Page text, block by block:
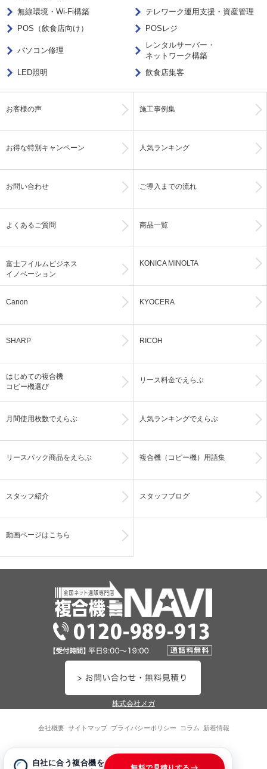
無線環境・Wi-Fi構築
テレワーク運用支援・資産管理
POS（飲食店向け）
POSレジ
パソコン修理
レンタルサーバー・
ネットワーク構築
LED照明
飲食店集客
お客様の声 施工事例集
お得な特別キャンペーン 人気ランキング
お問い合わせ ご導入までの流れ
よくあるご質問 商品一覧
富士フイルムビジネス
イノベーション
KONICA MINOLTA
Canon KYOCERA
SHARP RICOH
はじめての複合機
コピー機選び
リース料金でえらぶ
月間使用枚数でえらぶ 人気ランキングでえらぶ
リースパック商品をえらぶ 複合機（コピー機）用語集
スタッフ紹介 スタッフブログ
動画ページはこちら
株式会社メガ
会社概要 サイトマップ プライバシーポリシー コラム 新着情報
©2026 MEGA.Group
自社に合う複合機を
無料で見積りする